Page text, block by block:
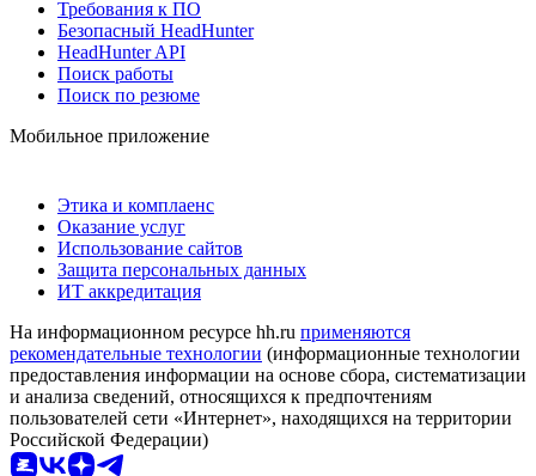
Требования к ПО
Безопасный HeadHunter
HeadHunter API
Поиск работы
Поиск по резюме
Мобильное приложение
Этика и комплаенс
Оказание услуг
Использование сайтов
Защита персональных данных
ИТ аккредитация
На информационном ресурсе hh.ru применяются
рекомендательные технологии (информационные технологии
предоставления информации на основе сбора, систематизации
и анализа сведений, относящихся к предпочтениям
пользователей сети «Интернет», находящихся на территории
Российской Федерации)